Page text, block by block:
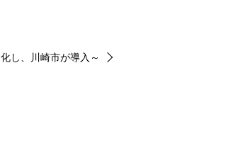
し、川崎市が導入～